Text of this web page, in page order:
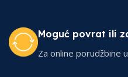
Moguć povrat ili
Za online porudžbine